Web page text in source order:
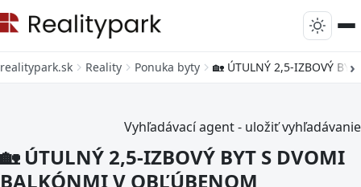
realitypark.sk Reality Ponuka byty 🏡 ÚTULNÝ 2,5-IZBOVÝ
Vyhľadávací agent - uložiť vyhľadávanie
🏡 ÚTULNÝ 2,5-IZBOVÝ BYT S DVOMI
BALKÓNMI V OBĽÚBENOM